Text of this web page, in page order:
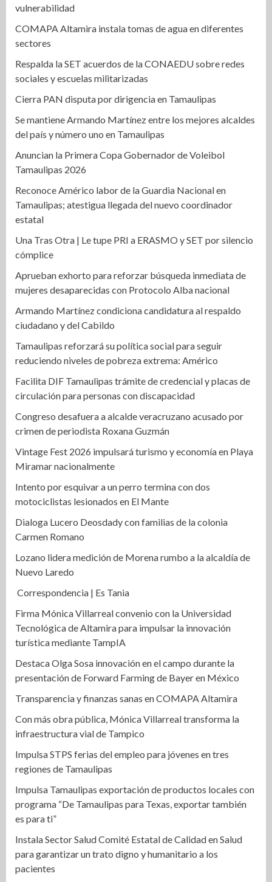
vulnerabilidad
COMAPA Altamira instala tomas de agua en diferentes
sectores
Respalda la SET acuerdos de la CONAEDU sobre redes
sociales y escuelas militarizadas
Cierra PAN disputa por dirigencia en Tamaulipas
Se mantiene Armando Martínez entre los mejores alcaldes
del país y número uno en Tamaulipas
Anuncian la Primera Copa Gobernador de Voleibol
Tamaulipas 2026
Reconoce Américo labor de la Guardia Nacional en
Tamaulipas; atestigua llegada del nuevo coordinador
estatal
Una Tras Otra | Le tupe PRI a ERASMO y SET por silencio
cómplice
Aprueban exhorto para reforzar búsqueda inmediata de
mujeres desaparecidas con Protocolo Alba nacional
Armando Martínez condiciona candidatura al respaldo
ciudadano y del Cabildo
Tamaulipas reforzará su política social para seguir
reduciendo niveles de pobreza extrema: Américo
Facilita DIF Tamaulipas trámite de credencial y placas de
circulación para personas con discapacidad
Congreso desafuera a alcalde veracruzano acusado por
crimen de periodista Roxana Guzmán
Vintage Fest 2026 impulsará turismo y economía en Playa
Miramar nacionalmente
Intento por esquivar a un perro termina con dos
motociclistas lesionados en El Mante
Dialoga Lucero Deosdady con familias de la colonia
Carmen Romano
Lozano lidera medición de Morena rumbo a la alcaldía de
Nuevo Laredo
Correspondencia | Es Tania
Firma Mónica Villarreal convenio con la Universidad
Tecnológica de Altamira para impulsar la innovación
turística mediante TampIA
Destaca Olga Sosa innovación en el campo durante la
presentación de Forward Farming de Bayer en México
Transparencia y finanzas sanas en COMAPA Altamira
Con más obra pública, Mónica Villarreal transforma la
infraestructura vial de Tampico
Impulsa STPS ferias del empleo para jóvenes en tres
regiones de Tamaulipas
Impulsa Tamaulipas exportación de productos locales con
programa “De Tamaulipas para Texas, exportar también
es para ti”
Instala Sector Salud Comité Estatal de Calidad en Salud
para garantizar un trato digno y humanitario a los
pacientes